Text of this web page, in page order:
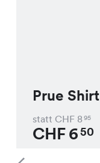
Prue Shirt
statt CHF 895
CHF650